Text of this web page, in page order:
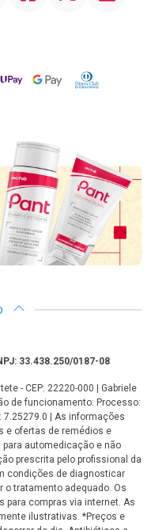
Google PayDiners Club
33.438.250/0187-08
- CEP: 22220-000 | Gabriele
de funcionamento: Processo:
| As informações
e ofertas de remédios e
automedicação e não
prescrita pelo profissional da
condições de diagnosticar
o tratamento adequado. Os
para compras via internet. As
ilustrativas. *Preços e